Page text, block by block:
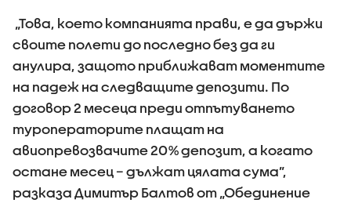
„Това, което компанията прави, е да държи
своите полети до последно без да ги
анулира, защото приближават моментите
на падеж на следващите депозити. По
договор 2 месеца преди отпътуването
туроператорите плащат на
авиопревозвачите 20% депозит, а когато
остане месец – дължат цялата сума”,
разказа Димитър Балтов от „Обединение